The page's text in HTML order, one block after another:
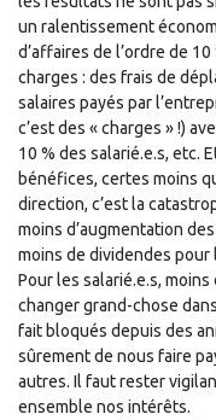
un ralentissement
d’affaires de l’ordre de
charges : des frais de
salaires payés par
c’est des « charges » !)
10 % des salarié.e.s, etc.
bénéfices, certes moins
direction, c’est la
moins d’augmentation
moins de dividendes pour
Pour les salarié.e.s,
changer grand-chose
fait bloqués depuis des
sûrement de nous faire
autres. Il faut rester
ensemble nos intérêts.